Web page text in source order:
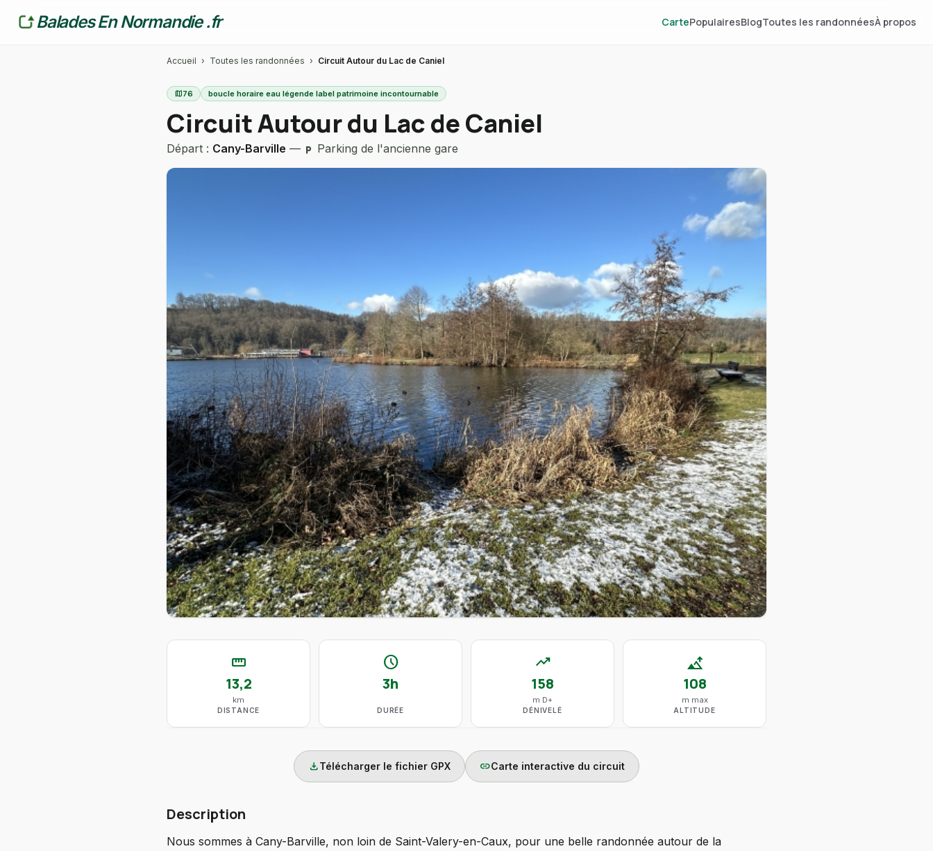
Balades En Normandie .fr CartePopulairesBlogToutes les randonnéesÀ propos
Accueil › Toutes les randonnées › Circuit Autour du Lac de Caniel
map76 boucle horaire eau légende label patrimoine incontournable
Circuit Autour du Lac de Caniel
Départ : Cany-Barville — local_parking Parking de l'ancienne gare
straighten
13,2
km
DISTANCE
schedule
3h
DURÉE
trending_up
158
m D+
DÉNIVELÉ
altitude
108
m max
ALTITUDE
downloadTélécharger le fichier GPX linkCarte interactive du circuit
Description
Nous sommes à Cany-Barville, non loin de Saint-Valery-en-Caux, pour une belle randonnée autour de la